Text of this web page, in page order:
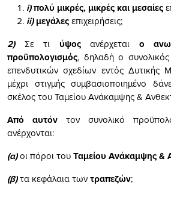
i)πολύ μικρές, μικρές και μεσαίες
ii) μεγάλεςεπιχειρήσεις;
2)Σε τι ύψοςανέρχεται ο
προϋπολογισμός, δηλαδή ο
επενδυτικών σχεδίων εντός Δυτικής
μέχρι στιγμής συμβασιοποιημένο
σκέλος του Ταμείου Ανάκαμψης &
Από αυτόν τον συνολικό
ανέρχονται:
(α)οι πόροι τουΤαμείου Ανάκαμψης &
(β)τα κεφάλαια τωντραπεζών;